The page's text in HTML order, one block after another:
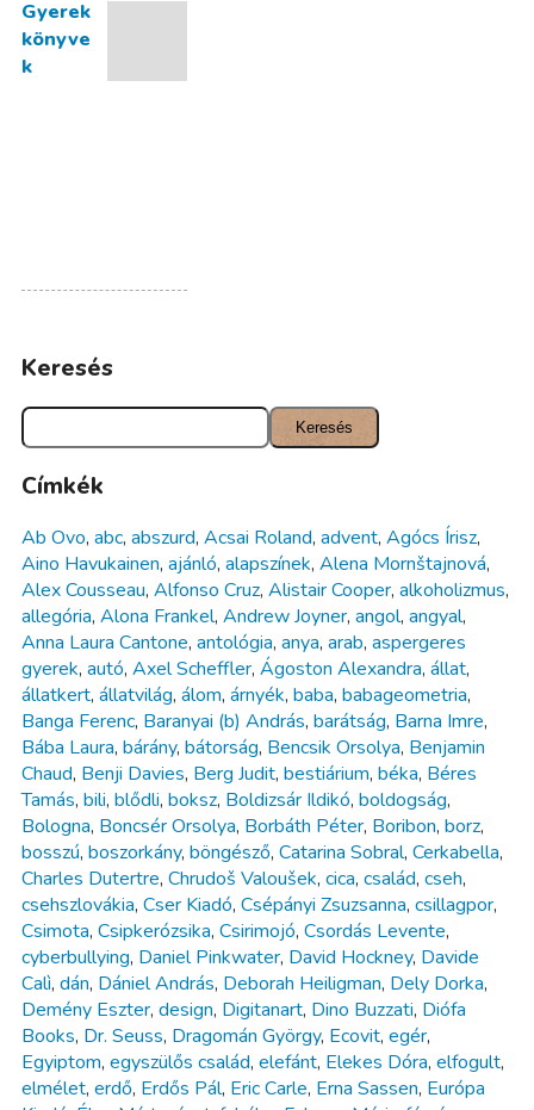
Gyerek
könyve
k
Keresés
Címkék
Ab Ovo, abc, abszurd, Acsai Roland, advent, Agócs Írisz,
Aino Havukainen, ajánló, alapszínek, Alena Mornštajnová,
Alex Cousseau, Alfonso Cruz, Alistair Cooper, alkoholizmus,
allegória, Alona Frankel, Andrew Joyner, angol, angyal,
Anna Laura Cantone, antológia, anya, arab, aspergeres
gyerek, autó, Axel Scheffler, Ágoston Alexandra, állat,
állatkert, állatvilág, álom, árnyék, baba, babageometria,
Banga Ferenc, Baranyai (b) András, barátság, Barna Imre,
Bába Laura, bárány, bátorság, Bencsik Orsolya, Benjamin
Chaud, Benji Davies, Berg Judit, bestiárium, béka, Béres
Tamás, bili, blődli, boksz, Boldizsár Ildikó, boldogság,
Bologna, Boncsér Orsolya, Borbáth Péter, Boribon, borz,
bosszú, boszorkány, böngésző, Catarina Sobral, Cerkabella,
Charles Dutertre, Chrudoš Valoušek, cica, család, cseh,
csehszlovákia, Cser Kiadó, Csépányi Zsuzsanna, csillagpor,
Csimota, Csipkerózsika, Csirimojó, Csordás Levente,
cyberbullying, Daniel Pinkwater, David Hockney, Davide
Calì, dán, Dániel András, Deborah Heiligman, Dely Dorka,
Demény Eszter, design, Digitanart, Dino Buzzati, Diófa
Books, Dr. Seuss, Dragomán György, Ecovit, egér,
Egyiptom, egyszülős család, elefánt, Elekes Dóra, elfogult,
elmélet, erdő, Erdős Pál, Eric Carle, Erna Sassen, Európa